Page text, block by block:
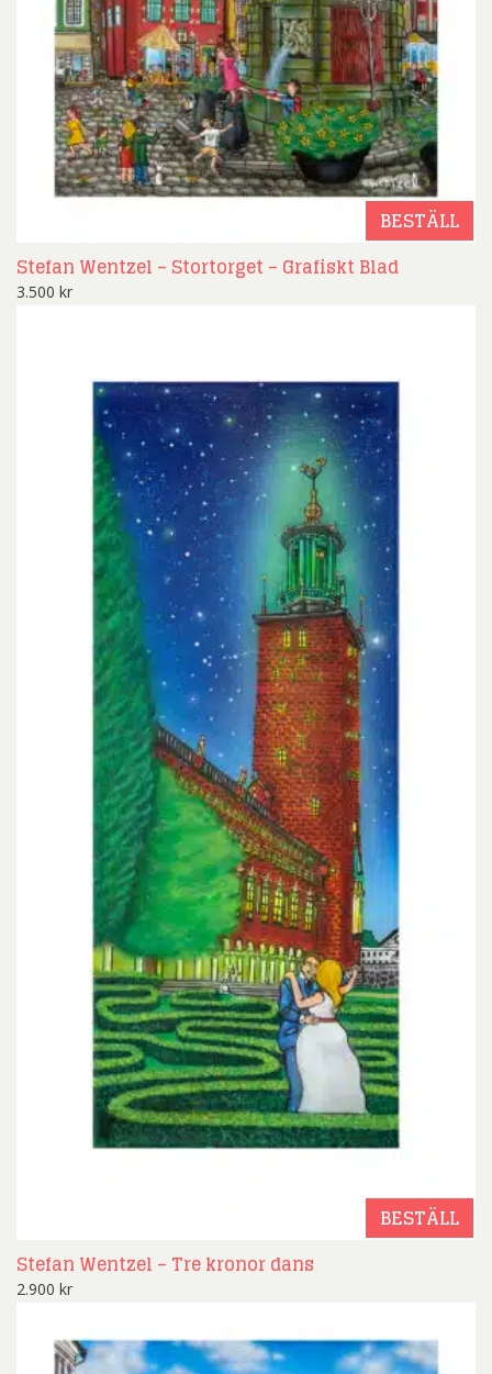
BESTÄLL
Stefan Wentzel – Stortorget – Grafiskt Blad
3.500 kr
BESTÄLL
Stefan Wentzel – Tre kronor dans
2.900 kr